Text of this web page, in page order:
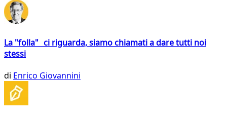
La "folla" ci riguarda, siamo chiamati a dare tutti noi
stessi
di Enrico Giovannini